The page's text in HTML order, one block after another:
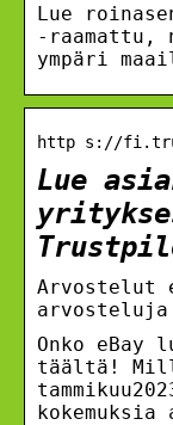
Lue
-raamattu,
ympäri
http s://
Lue
Arvostelut
arvosteluja
Onko eBay
täältä!